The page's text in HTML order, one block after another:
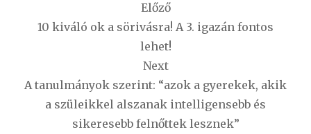
navigáció
Előző
10 kiváló ok a sörivásra! A 3. igazán fontos
lehet!
Next
A tanulmányok szerint: “azok a gyerekek, akik
a szüleikkel alszanak intelligensebb és
sikeresebb felnőttek lesznek”